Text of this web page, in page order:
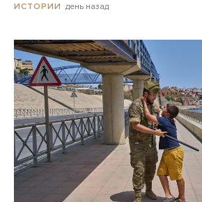
ИСТОРИИ день назад